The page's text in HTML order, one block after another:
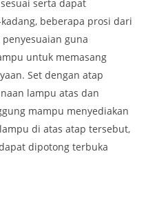
serta dapat
beberapa prosi dari
guna
untuk memasang
Set dengan atap
lampu atas dan
mampu menyediakan
di atas atap tersebut,
dipotong terbuka